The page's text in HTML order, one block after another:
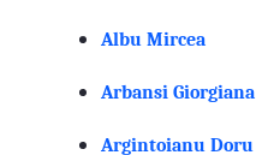
Albu Mircea
Arbansi Giorgiana
Argintoianu Doru